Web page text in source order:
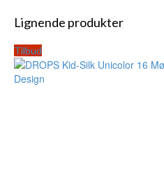
Lignende produkter
Tilbud